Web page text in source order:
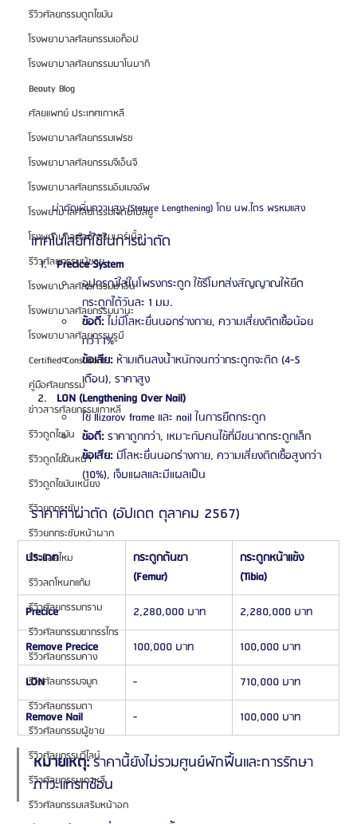
รีวิวศัลยกรรมดูดไขมัน
โรงพยาบาลศัลยกรรมเอท็อป
โรงพยาบาลศัลยกรรมบาโนบากิ
Beauty Blog
ศัลยแพทย์ ประเทศเกาหลี
โรงพยาบาลศัลยกรรมเฟรช
โรงพยาบาลศัลยกรรมจีเอ็นจี
โรงพยาบาลศัลยกรรมอิมเมจอัพ
โรงพยาบาลศัลยกรรมเจดับเบิลยู
โรงพยาบาลศัลยกรรมมาร์เบิ้ล
รีวิวศัลยกรรมผู้ชาย
โรงพยาบาลศัลยกรรมมาอิน
โรงพยาบาลศัลยกรรมนานะ
โรงพยาบาลศัลยกรรมรูบี
Certified Consultant
คู่มือศัลยกรรม
ข่าวสารศัลยกรรมเกาหลี
รีวิวดูดไขมัน
รีวิวดูดไขมันหน้า
รีวิวดูดไขมันเหนียง
รีวิวยกกระชับ
รีวิวยกกระชับหน้าผาก
รีวิวร้อยไหม
รีวิวลดโหนกแก้ม
รีวิวศัลยกรรมกราม
รีวิวศัลยกรรมขากรรไกร
รีวิวศัลยกรรมคาง
รีวิวศัลยกรรมจมูก
รีวิวศัลยกรรมตา
รีวิวศัลยกรรมผู้ชาย
รีวิวศัลยกรรมวีไลน์
รีวิวศัลยกรรมเกาหลี
รีวิวศัลยกรรมเสริมหน้าอก
ผ่าตัดเพิ่มความสูง (Stature Lengthening) โดย นพ.ไตร พรหมแสง
เทคโนโลยีที่ใช้ในการผ่าตัด
Precice System
อุปกรณ์ใส่ในโพรงกระดูก ใช้รีโมทส่งสัญญาณให้ยืด
กระดูกได้วันละ 1 มม.
ข้อดี: ไม่มีโลหะยื่นนอกร่างกาย, ความเสี่ยงติดเชื้อน้อย
กว่า 1%
ข้อเสีย: ห้ามเดินลงน้ำหนักจนกว่ากระดูกจะติด (4-5
เดือน), ราคาสูง
LON (Lengthening Over Nail)
ใช้ Ilizarov frame และ nail ในการยืดกระดูก
ข้อดี: ราคาถูกกว่า, เหมาะกับคนไข้ที่มีขนาดกระดูกเล็ก
ข้อเสีย: มีโลหะยื่นนอกร่างกาย, ความเสี่ยงติดเชื้อสูงกว่า
(10%), เจ็บแผลและมีแผลเป็น
ราคาค่าผ่าตัด (อัปเดต ตุลาคม 2567)
ประเภท
กระดูกต้นขา
(Femur)
กระดูกหน้าแข้ง
(Tibia)
Precice
2,280,000 บาท
2,280,000 บาท
Remove Precice
100,000 บาท
100,000 บาท
LON
-
710,000 บาท
Remove Nail
- 100,000 บาท
หมายเหตุ: ราคานี้ยังไม่รวมศูนย์พักฟื้นและการรักษา
ภาวะแทรกซ้อน